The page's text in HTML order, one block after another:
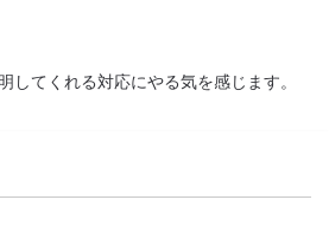
てくれる対応にやる気を感じます。